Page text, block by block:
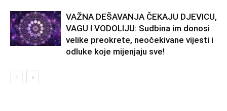
VAŽNA DEŠAVANJA ČEKAJU DJEVICU,
VAGU I VODOLIJU: Sudbina im donosi
velike preokrete, neočekivane vijesti i
odluke koje mijenjaju sve!